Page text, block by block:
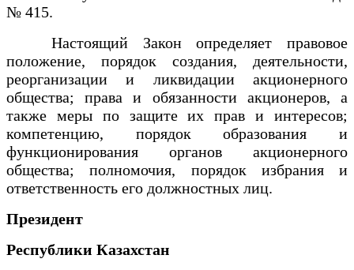
№ 415.
Настоящий Закон определяет правовое
положение, порядок создания, деятельности,
реорганизации и ликвидации акционерного
общества; права и обязанности акционеров, а
также меры по защите их прав и интересов;
компетенцию, порядок образования и
функционирования органов акционерного
общества; полномочия, порядок избрания и
ответственность его должностных лиц.
Президент
Республики Казахстан